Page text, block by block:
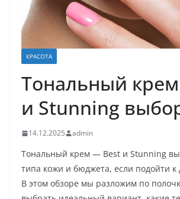
КРАСОТА
Тональный
и Stunning
14.12.2025 admin
Тональный крем — Best и Stunning
типа кожи и бюджета, если подойти к
В этом обзоре мы разложим по